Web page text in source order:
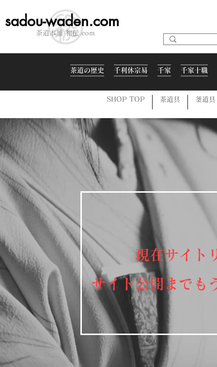
sadou-waden.com
茶道本舗 和伝.com
茶道の歴史 千利休宗易 千家 千家十職
SHOP TOP 茶道具 釜道具
現在サイト
サイト公開までも